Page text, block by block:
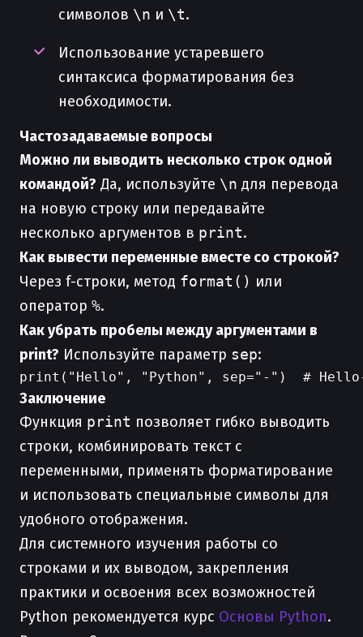
символов \n и \t.
Использование устаревшего
синтаксиса форматирования без
необходимости.
Частозадаваемые вопросы
Можно ли выводить несколько строк одной
командой? Да, используйте \n для перевода
на новую строку или передавайте
несколько аргументов в print.
Как вывести переменные вместе со строкой?
Через f-строки, метод format() или
оператор %.
Как убрать пробелы между аргументами в
print? Используйте параметр sep:
Заключение
Функция print позволяет гибко выводить
строки, комбинировать текст с
переменными, применять форматирование
и использовать специальные символы для
удобного отображения.
Для системного изучения работы со
строками и их выводом, закрепления
практики и освоения всех возможностей
Python рекомендуется курс Основы Python.